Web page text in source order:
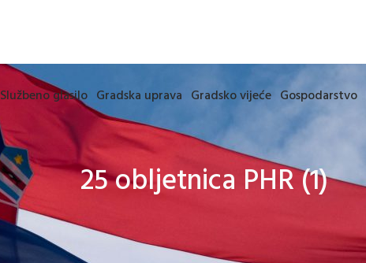
Službeno glasilo Gradska uprava Gradsko vijeće Gospodarstvo
25 obljetnica PHR (1)